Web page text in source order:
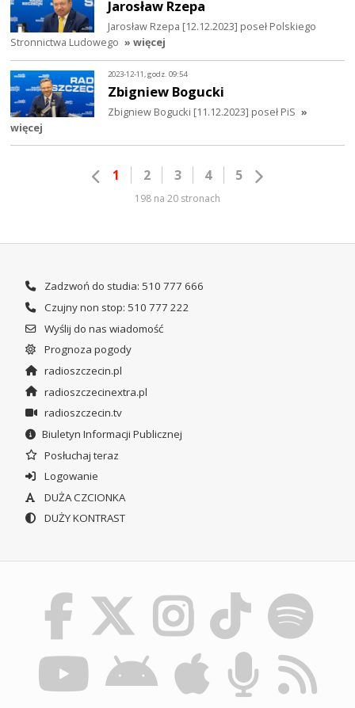
Jarosław Rzepa
Jarosław Rzepa [12.12.2023] poseł Polskiego
Stronnictwa Ludowego » więcej
2023-12-11, godz. 09:54
Zbigniew Bogucki
Zbigniew Bogucki [11.12.2023] poseł PiS »
więcej
1 2 3 4 5
198 na 20 stronach
Zadzwoń do studia: 510 777 666
Czujny non stop: 510 777 222
Wyślij do nas wiadomość
Prognoza pogody
radioszczecin.pl
radioszczecinextra.pl
radioszczecin.tv
Biuletyn Informacji Publicznej
Posłuchaj teraz
Logowanie
DUŻA CZCIONKA
DUŻY KONTRAST